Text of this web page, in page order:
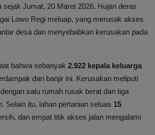
sejak Jumat, 20 Maret 2026. Hujan deras
Lowo Regi meluap, yang merusak akses
desa dan menyebabkan kerusakan pada
bahwa sebanyak 2.922 kepala keluarga
dari banjir ini. Kerusakan meliputi
satu rumah rusak berat dan tiga
Selain itu, lahan pertanian seluas 15
dan empat titik akses jalan mengalami